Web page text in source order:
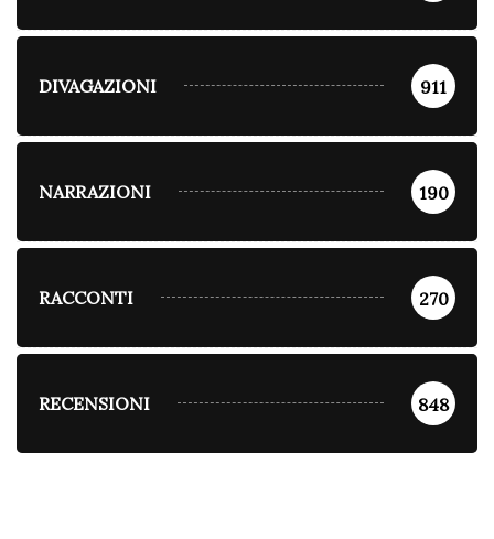
DIVAGAZIONI 911
NARRAZIONI 190
RACCONTI 270
RECENSIONI 848